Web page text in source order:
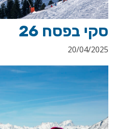
סקי בפסח 26
20/04/2025